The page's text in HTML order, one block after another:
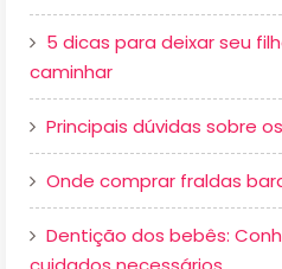
5 dicas para deixar seu
caminhar
Principais dúvidas sobre
Onde comprar fraldas
Dentição dos bebês: